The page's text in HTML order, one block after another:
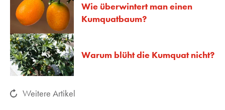
Wie überwintert man einen
Kumquatbaum?
Warum blüht die Kumquat nicht?
Weitere Artikel